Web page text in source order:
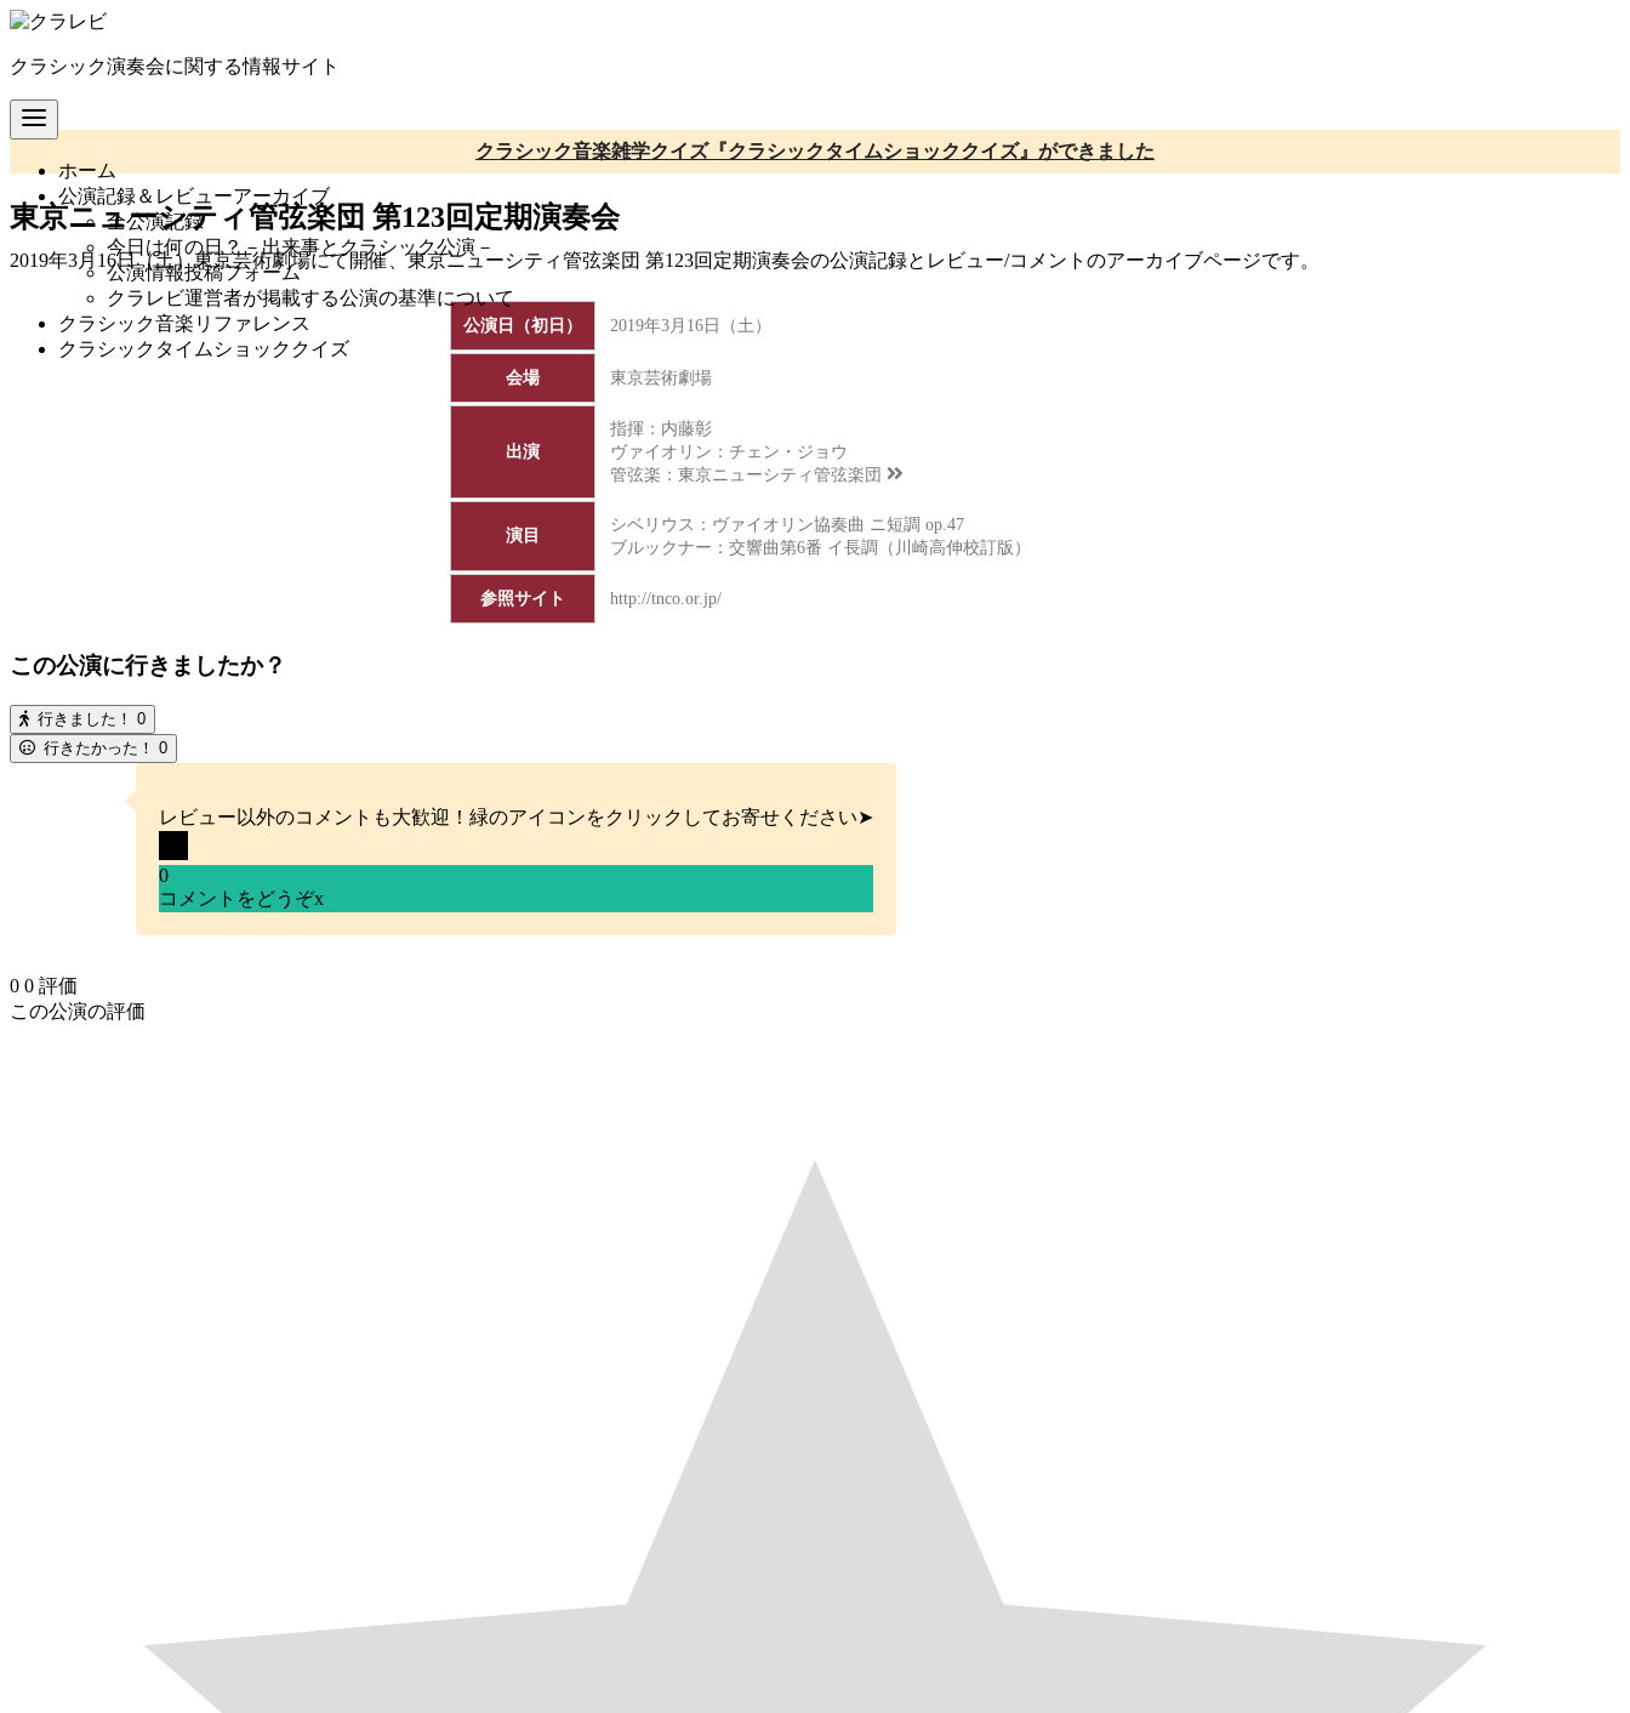
コ
テ
ン
ツ
移
動
クラシック演奏会に関する情報サイト
ホーム
公演記録＆レビューアーカイブ
全公演記録
今日は何の日？－出来事とクラシック公演－
公演情報投稿フォーム
クラレビ運営者が掲載する公演の基準について
クラシック音楽リファレンス
クラシックタイムショッククイズ
クラシック音楽雑学クイズ『クラシックタイムショッククイズ』ができました
東京ニューシティ管弦楽団 第123回定期演奏会
2019年3月16日（土）東京芸術劇場にて開催、東京ニューシティ管弦楽団 第123回定期演奏会の公演記録とレビュー/コメントのアーカイブページです。
公演日（初日） 2019年3月16日（土）
会場 東京芸術劇場
出演
指揮：内藤彰
ヴァイオリン：チェン・ジョウ
管弦楽： 東京ニューシティ管弦楽団
演目
シベリウス：ヴァイオリン協奏曲 ニ短調 op.47
ブルックナー：交響曲第6番 イ長調（川崎高伸校訂版）
参照サイト http://tnco.or.jp/
この公演に行きましたか？
行きました！ 0
行きたかった！ 0
レビュー以外のコメントも大歓迎！緑のアイコンをクリックしてお寄せください➤
0
コメントをどうぞx
0 0 評価
この公演の評価